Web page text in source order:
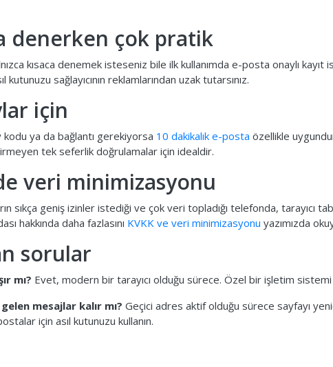
denerken çok pratik
kısaca denemek isteseniz bile ilk kullanımda e-posta onaylı
kutunuzu sağlayıcının reklamlarından uzak tutarsınız.
için
kodu ya da bağlantı gerekiyorsa 10 dakikalık e-posta özellikle
tek seferlik doğrulamalar için idealdir.
veri minimizasyonu
sıkça geniş izinler istediği ve çok veri topladığı telefonda, tarayıcı
hakkında daha fazlasını KVKK ve veri minimizasyonu yazımızda
sorular
mı? Evet, modern bir tarayıcı olduğu sürece. Özel bir işletim
mesajlar kalır mı? Geçici adres aktif olduğu sürece sayfayı
için asıl kutunuzu kullanın.